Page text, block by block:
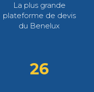
La plus grande
plateforme de devis
du Benelux
26